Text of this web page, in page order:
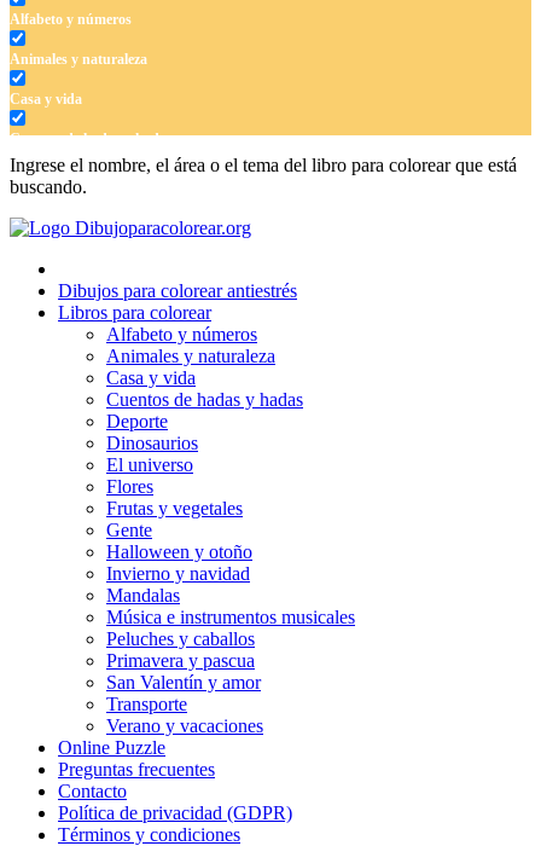
Alfabeto y números
Animales y naturaleza
Casa y vida
Cuentos de hadas y hadas
Deporte
Dinosaurios
Flores
Frutas y vegetales
Halloween y otoño
Invierno y navidad
Música e instrumentos musicales
Peluches y caballos
Primavera y pascua
San Valentín y amor
Verano y vacaciones
Libros para colorear para niños
Nezaradené
Ingrese el nombre, el área o el tema del libro para colorear que está
buscando.
Dibujos para colorear antiestrés
Libros para colorear
Alfabeto y números
Animales y naturaleza
Casa y vida
Cuentos de hadas y hadas
Deporte
Dinosaurios
El universo
Flores
Frutas y vegetales
Gente
Halloween y otoño
Invierno y navidad
Mandalas
Música e instrumentos musicales
Peluches y caballos
Primavera y pascua
San Valentín y amor
Transporte
Verano y vacaciones
Online Puzzle
Preguntas frecuentes
Contacto
Política de privacidad (GDPR)
Términos y condiciones